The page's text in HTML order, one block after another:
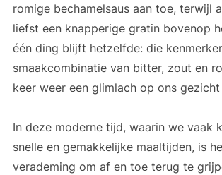
romige bechamelsaus aan toe, terwijl
liefst een knapperige gratin bovenop
één ding blijft hetzelfde: die
smaakcombinatie van bitter, zout en
keer weer een glimlach op ons
In deze moderne tijd, waarin we vaak
snelle en gemakkelijke maaltijden, is
verademing om af en toe terug te